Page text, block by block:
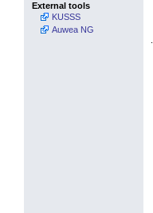
External tools
KUSSS
Auwea NG